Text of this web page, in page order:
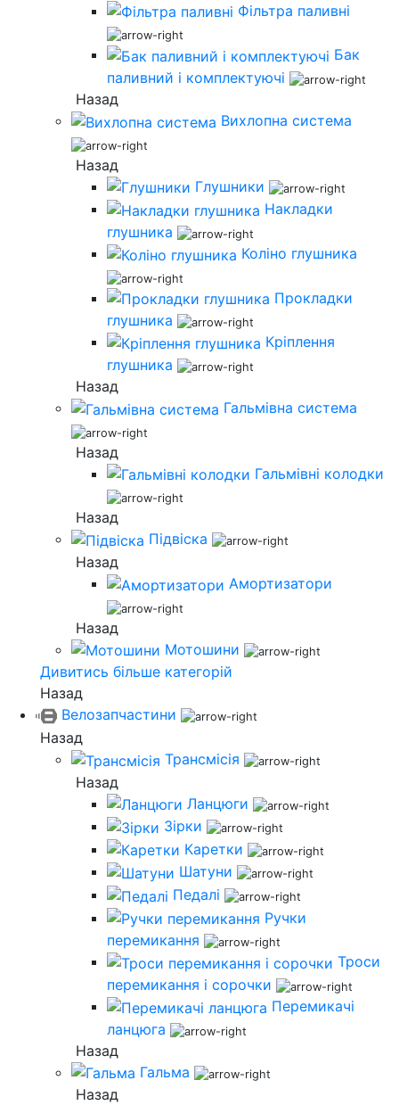
Фільтра паливні
Бак
паливний і комплектуючі
Назад
Вихлопна система
Назад
Глушники
Накладки
глушника
Коліно глушника
Прокладки
глушника
Кріплення
глушника
Назад
Гальмівна система
Назад
Гальмівні колодки
Назад
Підвіска
Назад
Амортизатори
Назад
Мотошини
Дивитись більше категорій
Назад
Велозапчастини
Назад
Трансмісія
Назад
Ланцюги
Зірки
Каретки
Шатуни
Педалі
Ручки
перемикання
Троси
перемикання і сорочки
Перемикачі
ланцюга
Назад
Гальма
Назад